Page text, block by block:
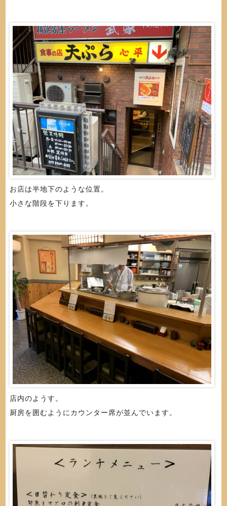
お店は半地下のような位置。
小さな階段を下ります。
店内のようす。
厨房を囲むようにカウンター席が並んでいます。